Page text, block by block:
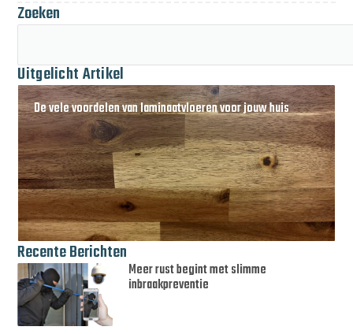
Zoeken
Uitgelicht Artikel
De vele voordelen van laminaatvloeren voor jouw huis
Recente Berichten
Meer rust begint met slimme
inbraakpreventie